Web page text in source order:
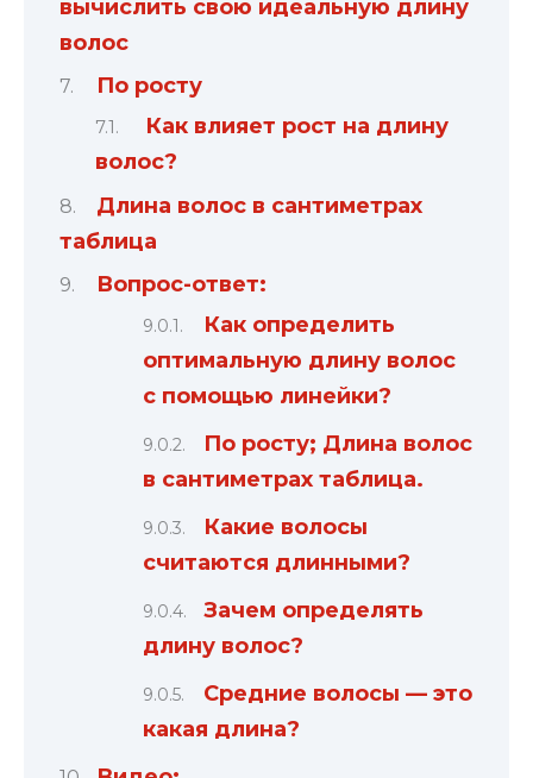
вычислить свою идеальную длину
волос
По росту
Как влияет рост на длину
волос?
Длина волос в сантиметрах
таблица
Вопрос-ответ:
Как определить
оптимальную длину волос
с помощью линейки?
По росту; Длина волос
в сантиметрах таблица.
Какие волосы
считаются длинными?
Зачем определять
длину волос?
Средние волосы — это
какая длина?